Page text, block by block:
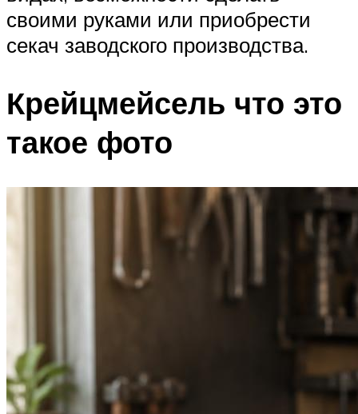
своими руками или приобрести
секач заводского производства.
Крейцмейсель что это
такое фото